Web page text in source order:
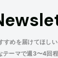
すめを届けてほし
テーマで週3〜4回